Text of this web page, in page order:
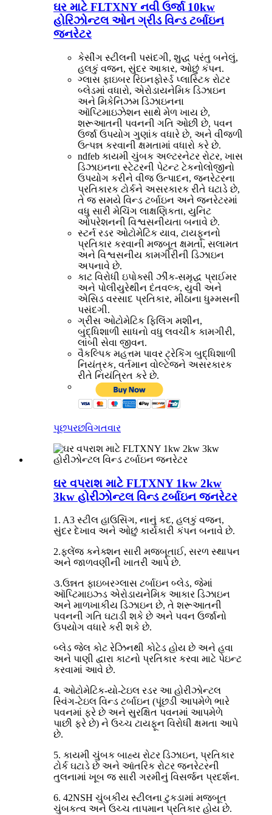
ઘર માટે FLTXNY નવી ઉર્જા 10kw
હોરિઝોન્ટલ ઓન ગ્રીડ વિન્ડ ટર્બાઇન
જનરેટર
કેસીંગ સ્ટીલની પસંદગી, શુદ્ધ પરંતુ બનેલું,
હલકું વજન, સુંદર આકાર, ઓછું કંપન.
ગ્લાસ ફાઇબર રિઇનફોર્સ્ડ પ્લાસ્ટિક રોટર
બ્લેડમાં વધારો, એરોડાયનેમિક ડિઝાઇન
અને મિકેનિઝમ ડિઝાઇનના
ઑપ્ટિમાઇઝેશન સાથે મેળ ખાય છે,
શરૂઆતની પવનની ગતિ ઓછી છે, પવન
ઉર્જા ઉપયોગ ગુણાંક વધારે છે, અને વીજળી
ઉત્પન્ન કરવાની ક્ષમતામાં વધારો કરે છે.
ndfeb કાયમી ચુંબક અલ્ટરનેટર રોટર, ખાસ
ડિઝાઇનના સ્ટેટરની પેટન્ટ ટેકનોલોજીનો
ઉપયોગ કરીને વીજ ઉત્પાદન, જનરેટરના
પ્રતિકારક ટોર્કને અસરકારક રીતે ઘટાડે છે,
તે જ સમયે વિન્ડ ટર્બાઇન અને જનરેટરમાં
વધુ સારી મેચિંગ લાક્ષણિકતા, યુનિટ
ઓપરેશનની વિશ્વસનીયતા બનાવે છે.
સ્ટર્ન રડર ઓટોમેટિક યાવ, ટાયફૂનનો
પ્રતિકાર કરવાની મજબૂત ક્ષમતા, સલામત
અને વિશ્વસનીય કામગીરીની ડિઝાઇન
અપનાવે છે.
કાટ વિરોધી ઇપોક્સી ઝીંક-સમૃદ્ધ પ્રાઈમર
અને પોલીયુરેથીન દંતવલ્ક, યુવી અને
એસિડ વરસાદ પ્રતિકાર, મીઠાના ધુમ્મસની
પસંદગી.
ગ્રીસ ઓટોમેટિક ફિલિંગ મશીન,
બુદ્ધિશાળી સાધનો વધુ લવચીક કામગીરી,
લાંબી સેવા જીવન.
વૈકલ્પિક મહત્તમ પાવર ટ્રેકિંગ બુદ્ધિશાળી
નિયંત્રક, વર્તમાન વોલ્ટેજને અસરકારક
રીતે નિયંત્રિત કરે છે.
પૂછપરછવિગતવાર
ઘર વપરાશ માટે FLTXNY 1kw 2kw
3kw હોરીઝોન્ટલ વિન્ડ ટર્બાઇન જનરેટર
1. A3 સ્ટીલ હાઉસિંગ, નાનું કદ, હલકું વજન,
સુંદર દેખાવ અને ઓછું કાર્યકારી કંપન બનાવે છે.
2.ફ્લેંજ કનેક્શન સારી મજબૂતાઈ, સરળ સ્થાપન
અને જાળવણીની ખાતરી આપે છે.
૩.ઉન્નત ફાઇબરગ્લાસ ટર્બાઇન બ્લેડ, જેમાં
ઑપ્ટિમાઇઝ્ડ એરોડાયનેમિક આકાર ડિઝાઇન
અને માળખાકીય ડિઝાઇન છે, તે શરૂઆતની
પવનની ગતિ ઘટાડી શકે છે અને પવન ઉર્જાનો
ઉપયોગ વધારે કરી શકે છે.
બ્લેડ જેલ કોટ રેઝિનથી કોટેડ હોય છે અને હવા
અને પાણી દ્વારા કાટનો પ્રતિકાર કરવા માટે પેઇન્ટ
કરવામાં આવે છે.
4. ઓટોમેટિક-યો-ટેઇલ રડર આ હોરીઝોન્ટલ
સ્વિંગ-ટેઇલ વિન્ડ ટર્બાઇન (પૂંછડી આપમેળે ભારે
પવનમાં ફરે છે અને સુરક્ષિત પવનમાં આપમેળે
પાછી ફરે છે) ને ઉચ્ચ ટાયફૂન વિરોધી ક્ષમતા આપે
છે.
5. કાયમી ચુંબક બાહ્ય રોટર ડિઝાઇન, પ્રતિકાર
ટોર્ક ઘટાડે છે અને આંતરિક રોટર જનરેટરની
તુલનામાં ખૂબ જ સારી ગરમીનું વિસર્જન પ્રદર્શન.
6. 42NSH ચુંબકીય સ્ટીલના ટુકડામાં મજબૂત
ચુંબકત્વ અને ઉચ્ચ તાપમાન પ્રતિકાર હોય છે.